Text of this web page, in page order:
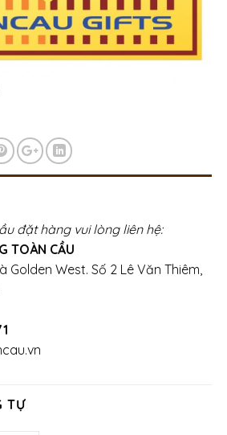
đặt hàng vui lòng liên hệ:
TOÀN CẦU
Golden West. Số 2 Lê Văn Thiêm,
TỰ